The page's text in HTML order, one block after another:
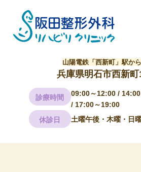
診療時間
09:00～12:00 /
/ 17:00～19:00
休診日
土曜午後・木曜・日
山陽電鉄「西新町」駅か
兵庫県明石市西新